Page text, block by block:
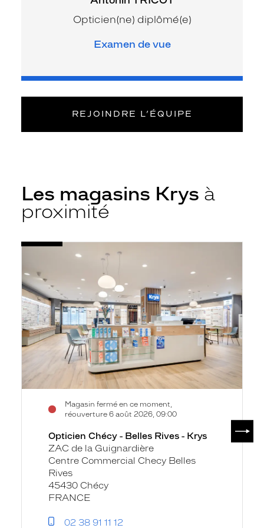
Opticien(ne) diplômé(e)
Examen de vue
REJOINDRE L’ÉQUIPE
Les magasins Krys à
proximité
Opticien
-
Belles
Rives
-
Krys
Magasin fermé en ce moment,
réouverture 6 août 2026, 09:00
Voir
fiche
Opticien Chécy - Belles Rives - Krys
ZAC de la Guignardière
Centre Commercial Checy Belles
Rives
45430 Chécy
FRANCE
02 38 91 11 12